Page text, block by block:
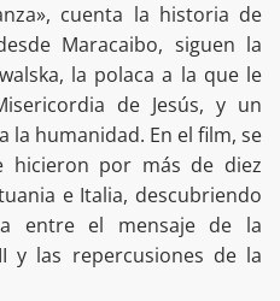
cuenta la historia de
Maracaibo, siguen la
la polaca a la que le
de Jesús, y un
la humanidad. En el film, se
hicieron por más de diez
e Italia, descubriendo
entre el mensaje de la
y las repercusiones de la